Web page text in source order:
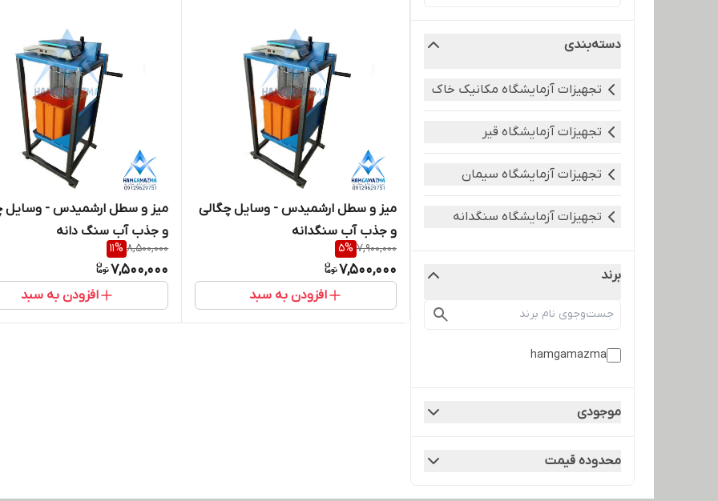
دسته‌بندی
تجهیزات آزمایشگاه مکانیک خاک
تجهیزات آزمایشگاه قیر
تجهیزات آزمایشگاه سیمان
تجهیزات آزمایشگاه سنگدانه
برند
hamgamazma
موجودی
محدوده قیمت
میز و سطل ارشمیدس - وسایل چگالی
و جذب آب سنگدانه
7,900,000
5%
7,500,000
افزودن به سبد
میز و سطل ارشمیدس - وسایل
و جذب آب سنگ دانه
8,500,000
11%
7,500,000
افزودن به سبد